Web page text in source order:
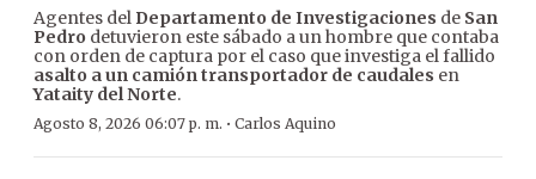
Agentes del Departamento de Investigaciones de San
Pedro detuvieron este sábado a un hombre que contaba
con orden de captura por el caso que investiga el fallido
asalto a un camión transportador de caudales en
Yataity del Norte.
Agosto 8, 2026 06:07 p. m. · Carlos Aquino